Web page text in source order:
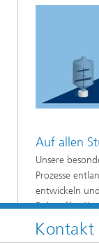
Auf allen
Unsere
Prozesse
entwickeln
Rohstoffe,
Produkte.
von Katalyse-
Kontakt